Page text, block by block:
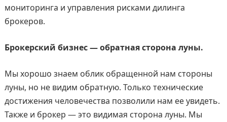
мониторинга и управления рисками дилинга
брокеров.
Брокерский бизнес — обратная сторона луны.
Мы хорошо знаем облик обращенной нам стороны
луны, но не видим обратную. Только технические
достижения человечества позволили нам ее увидеть.
Также и брокер — это видимая сторона луны. Мы